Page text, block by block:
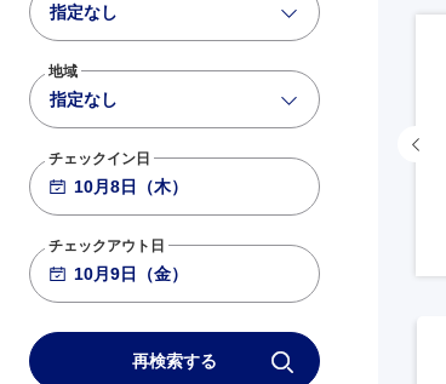
指定なし
地域
指定なし
チェックイン日
チェックアウト日
再検索する